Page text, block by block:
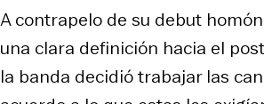
A contrapelo de su debut
una clara definición hacia el
la banda decidió trabajar las